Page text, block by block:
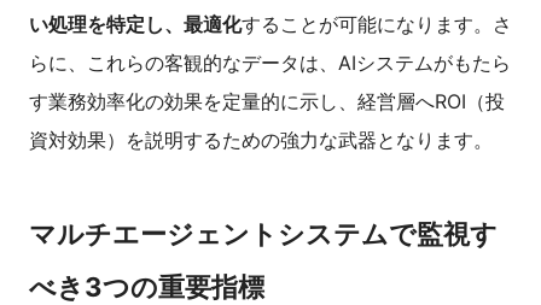
い処理を特定し、最適化することが可能になります。さ
らに、これらの客観的なデータは、AIシステムがもたら
す業務効率化の効果を定量的に示し、経営層へROI（投
資対効果）を説明するための強力な武器となります。
マルチエージェントシステムで監視す
べき3つの重要指標